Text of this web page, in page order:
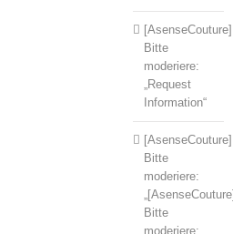
[AsenseCouture]
Bitte
moderiere:
„Request
Information“
[AsenseCouture]
Bitte
moderiere:
Bitte
moderiere: